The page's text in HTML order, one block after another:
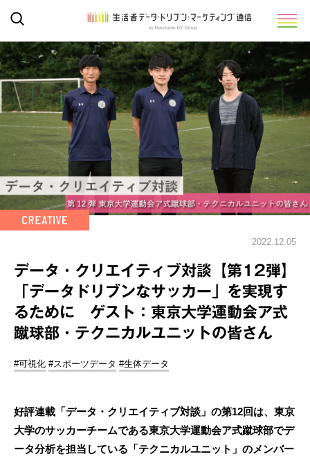
2022.12.05
データ・クリエイティブ対談【第12弾】
「データドリブンなサッカー」を実現す
るために ゲスト：東京大学運動会ア式
蹴球部・テクニカルユニットの皆さん
#可視化 #スポーツデータ #生体データ
好評連載「データ・クリエイティブ対談」の第12回は、東京
大学のサッカーチームである東京大学運動会ア式蹴球部でデ
ータ分析を担当している「テクニカルユニット」のメンバー